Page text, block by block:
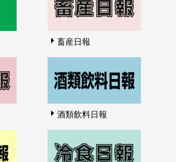
畜産日報
酒類飲料日報